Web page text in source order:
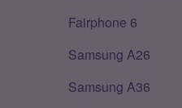
Fairphone 6
Samsung A26
Samsung A36